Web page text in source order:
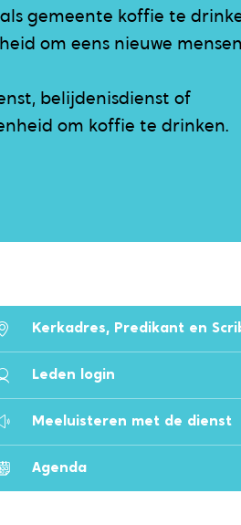
gemeente koffie te
om eens nieuwe
belijdenisdienst of
om koffie te drinken.
Kerkadres, Predikant en
Leden login
Meeluisteren met de dienst
Agenda